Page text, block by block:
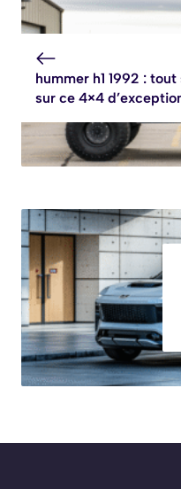
hummer h1 1992 :
sur ce 4×4